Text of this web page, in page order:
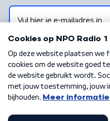
Algemene voorwaarden